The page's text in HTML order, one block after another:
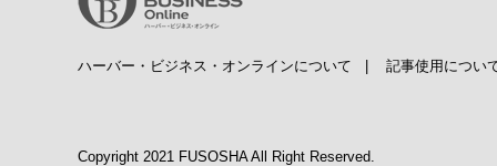
ハーバー・ビジネス・オンラインについて 記事使用につい
Copyright 2021 FUSOSHA All Right Reserved.